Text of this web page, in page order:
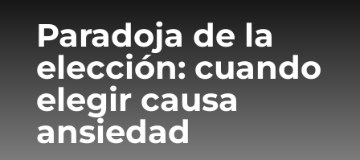
Paradoja de la
elección: cuando
elegir causa
ansiedad